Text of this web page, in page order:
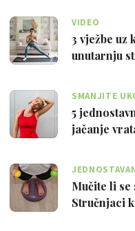
VIDEO
3 vježbe uz
unutarnju
SMANJITE
5
jačanje
Mučite li se
Stručnjaci